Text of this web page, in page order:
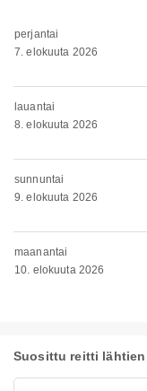
perjantai
7. elokuuta 2026
lauantai
8. elokuuta 2026
sunnuntai
9. elokuuta 2026
maanantai
10. elokuuta 2026
Suosittu reitti lähtien